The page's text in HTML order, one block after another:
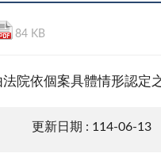
84 KB
院依個案具體情形認定
更新日期 : 114-06-13